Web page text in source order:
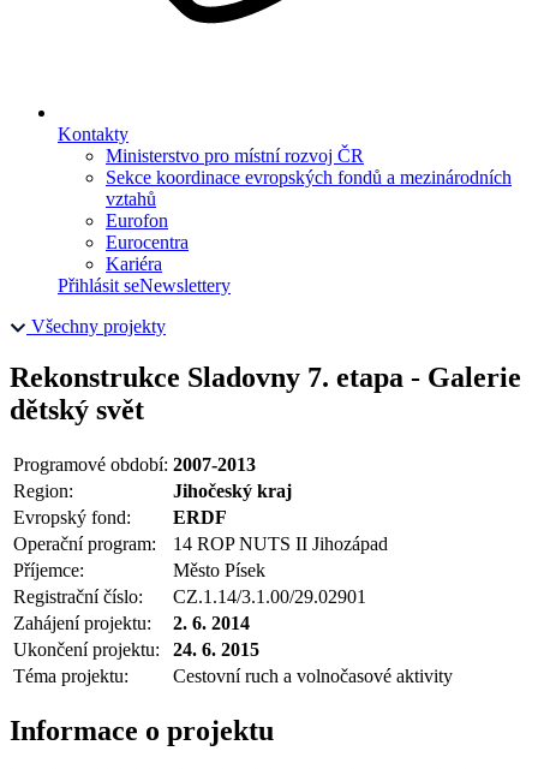
Kontakty
Ministerstvo pro místní rozvoj ČR
Sekce koordinace evropských fondů a mezinárodních
vztahů
Eurofon
Eurocentra
Kariéra
Přihlásit seNewslettery
Všechny projekty
Rekonstrukce Sladovny 7. etapa - Galerie
dětský svět
Programové období: 2007-2013
Region:
Jihočeský kraj
Evropský fond:
ERDF
Operační program:
14 ROP NUTS II Jihozápad
Příjemce:
Město Písek
Registrační číslo:
CZ.1.14/3.1.00/29.02901
Zahájení projektu:
2. 6. 2014
Ukončení projektu:
24. 6. 2015
Téma projektu:
Cestovní ruch a volnočasové aktivity
Informace o projektu